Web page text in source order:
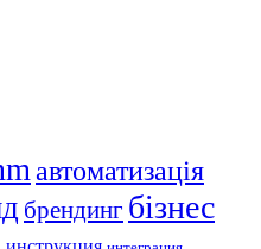
автоматизація
брендинг бізнес